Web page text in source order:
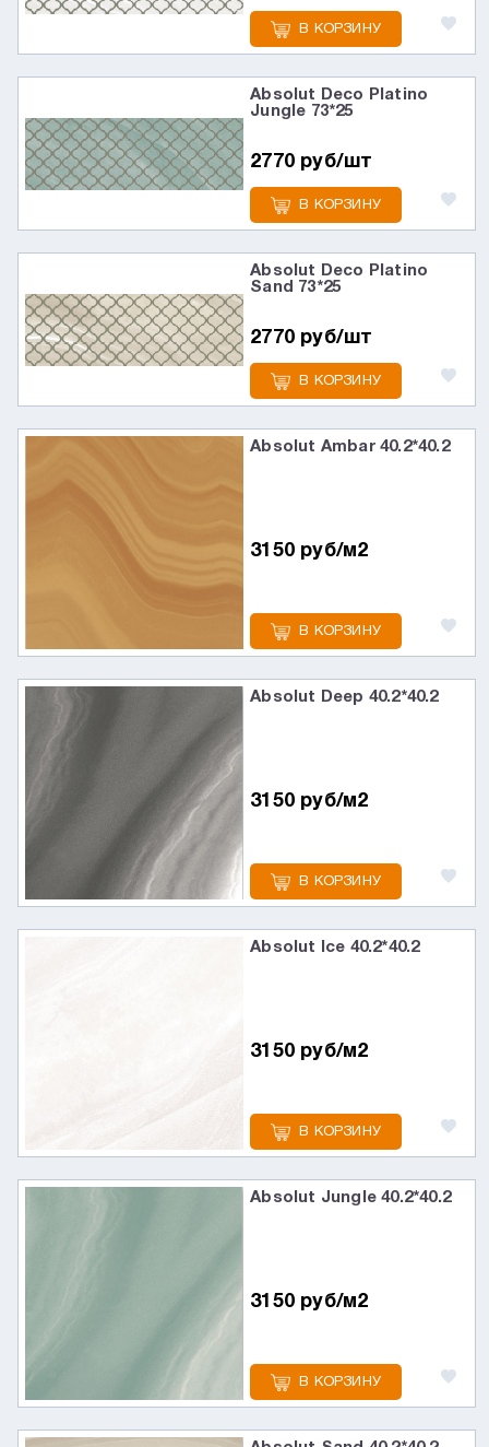
В КОРЗИНУ
Absolut Deco Platino
Jungle 73*25
2770 руб/шт
В КОРЗИНУ
Absolut Deco Platino
Sand 73*25
2770 руб/шт
В КОРЗИНУ
Absolut Ambar 40.2*40.2
3150 руб/м2
В КОРЗИНУ
Absolut Deep 40.2*40.2
3150 руб/м2
В КОРЗИНУ
Absolut Ice 40.2*40.2
3150 руб/м2
В КОРЗИНУ
Absolut Jungle 40.2*40.2
3150 руб/м2
В КОРЗИНУ